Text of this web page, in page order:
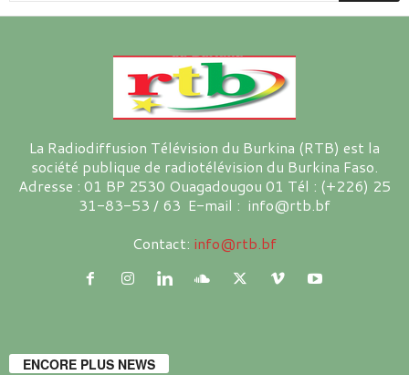
La Radiodiffusion Télévision du Burkina (RTB) est la
société publique de radiotélévision du Burkina Faso.
Adresse : 01 BP 2530 Ouagadougou 01 Tél : (+226) 25
31-83-53 / 63 E-mail : info@rtb.bf
Contact: info@rtb.bf
ENCORE PLUS NEWS